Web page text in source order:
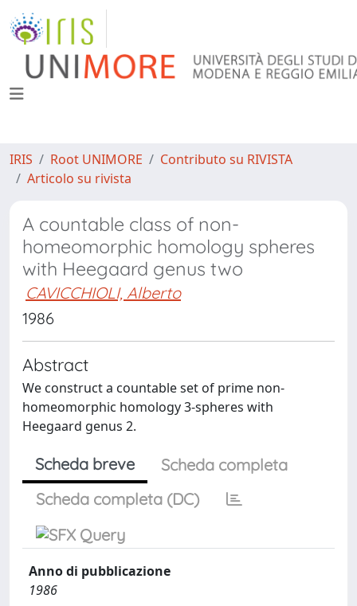
IRIS Root UNIMORE
Contributo su RIVISTA
Articolo su rivista
A countable class of non-
homeomorphic homology spheres
with Heegaard genus two
CAVICCHIOLI, Alberto
1986
Abstract
We construct a countable set of prime non-
homeomorphic homology 3-spheres with
Heegaard genus 2.
Scheda breve
Scheda completa
Scheda completa (DC)
Anno di pubblicazione
1986